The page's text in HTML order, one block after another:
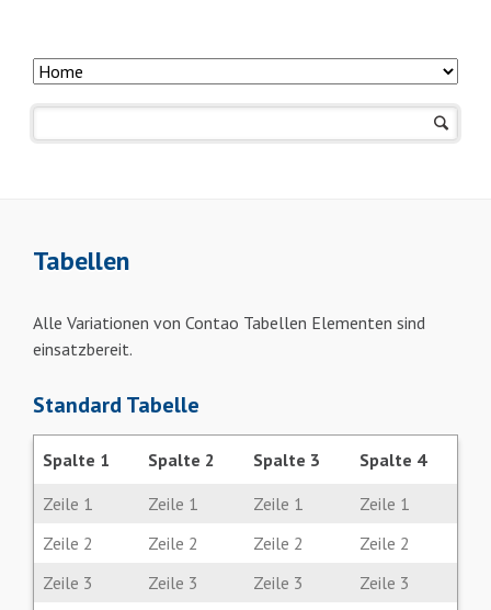
Tabellen
Alle Variationen von Contao Tabellen Elementen sind
einsatzbereit.
Standard Tabelle
Spalte 1 Spalte 2 Spalte 3
Spalte 4
Zeile 1
Zeile 1 Zeile 1
Zeile 1
Zeile 2
Zeile 2 Zeile 2
Zeile 2
Zeile 3
Zeile 3 Zeile 3
Zeile 3